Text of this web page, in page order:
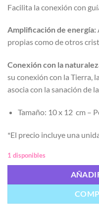
Facilita la conexión con
Amplificación de energía:
propias como de otros
Conexión con la
su conexión con la Tierra,
asocia con la sanación de
Tamaño: 10 x 12 cm –
*El precio incluye una
1 disponibles